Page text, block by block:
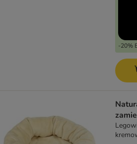
-20%